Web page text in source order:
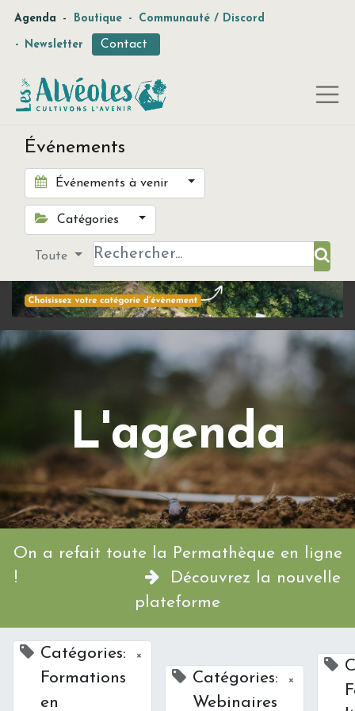
Agenda - Boutique - Communauté / Discord
- Newsletter Contact
Événements
Événements à venir
Catégories
Toute
L'agenda
On a refait toute la Permathèque en ligne
!
Découvrez la nouvelle
plateforme
Catégories:
Formations
en
×
Catégories:
Webinaires
×